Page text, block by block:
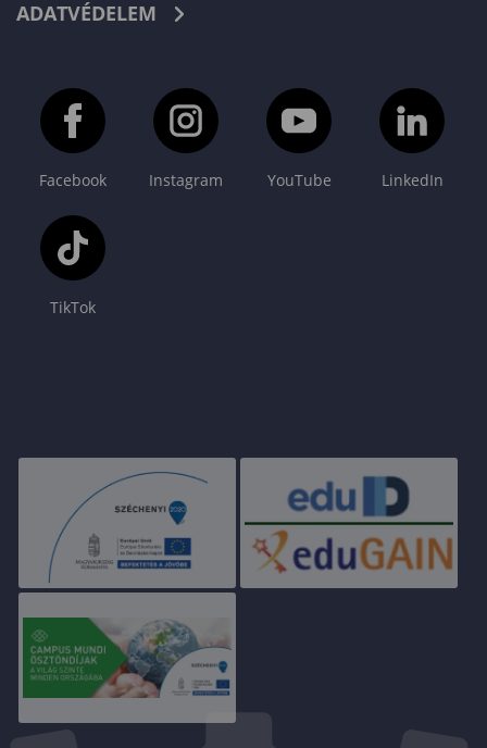
ADATVÉDELEM
Facebook Instagram YouTube LinkedIn
TikTok